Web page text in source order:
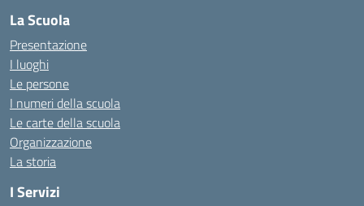
La Scuola
Presentazione
I luoghi
Le persone
I numeri della scuola
Le carte della scuola
Organizzazione
La storia
I Servizi